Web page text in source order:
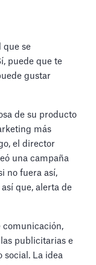
que se
puede que te
gustar
de su producto
más
el director
una campaña
no fuera así,
que, alerta de
comunicación,
publicitarias e
social. La idea